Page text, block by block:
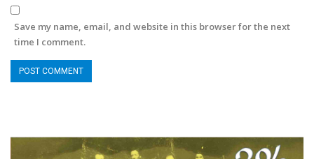
Save my name, email, and website in this browser for the next
time I comment.